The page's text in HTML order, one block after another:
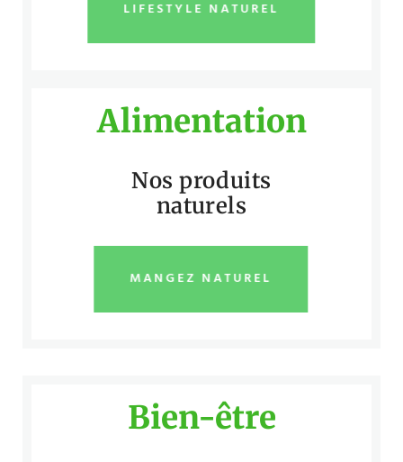
LIFESTYLE NATUREL
Alimentation
Nos produits
naturels
MANGEZ NATUREL
Bien-être